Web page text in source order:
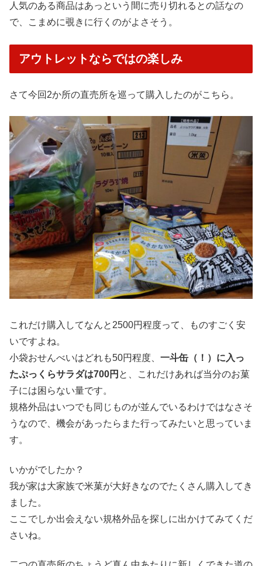
人気のある商品はあっという間に売り切れるとの話なの
で、こまめに覗きに行くのがよさそう。
アウトレットならではの楽しみ
さて今回2か所の直売所を巡って購入したのがこちら。
これだけ購入してなんと2500円程度って、ものすごく安
いですよね。
小袋おせんべいはどれも50円程度、 一斗缶（！）に入っ
たぷっくらサラダは700円 と、これだけあれば当分のお菓
子には困らない量です。
規格外品はいつでも同じものが並んでいるわけではなさそ
うなので、機会があったらまた行ってみたいと思っていま
す。
いかがでしたか？
我が家は大家族で米菓が大好きなのでたくさん購入してき
ました。
ここでしか出会えない規格外品を探しに出かけてみてくだ
さいね。